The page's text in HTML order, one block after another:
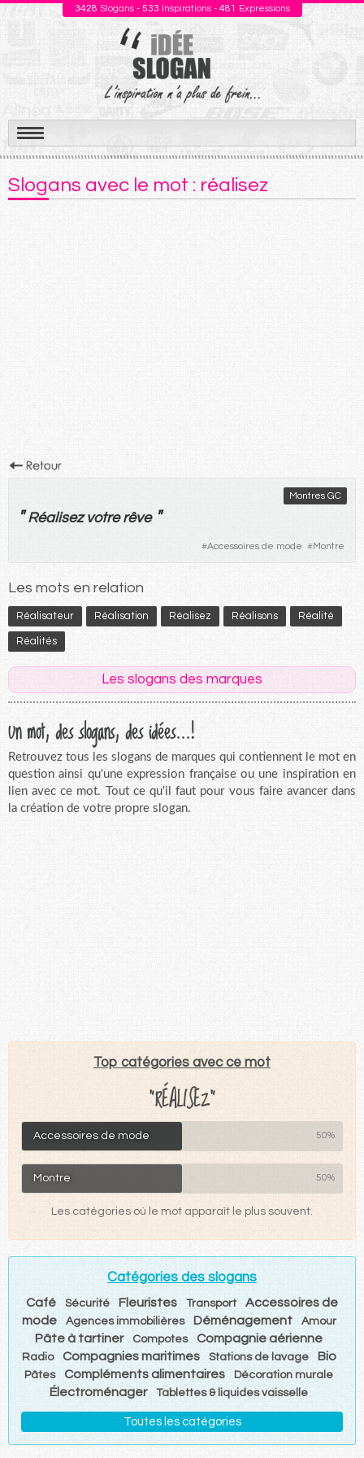
3428 Slogans - 533 Inspirations - 481 Expressions
Aller
au
contenu
Slogans avec le mot : réalisez
Montres GC
" Réalisezvotre rêve "
#Accessoires de mode #Montre
Les mots en relation
Réalisateur Réalisation Réalisez Réalisons Réalité
Réalités
Les slogans des marques
Un mot, des slogans, des idées...!
Retrouvez tous les slogans de marques qui contiennent le mot en
question ainsi qu'une expression française ou une inspiration en
lien avec ce mot. Tout ce qu'il faut pour vous faire avancer dans
la création de votre propre slogan.
Top catégories avec ce mot
"RÉALISEZ"
Accessoires de mode 50%
Montre 50%
Les catégories où le mot apparaît le plus souvent.
Catégories des slogans
Café Sécurité Fleuristes Transport
Accessoires de
mode
Agences immobilières Déménagement Amour
Pâte à tartiner Compotes Compagnie aérienne
Radio Compagnies maritimes Stations de lavage Bio
Pâtes Compléments alimentaires Décoration murale
Électroménager Tablettes & liquides vaisselle
Toutes les catégories